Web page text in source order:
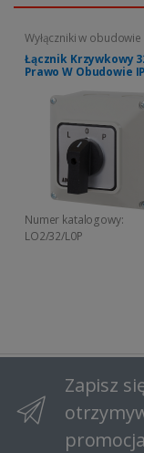
Wyłączniki w obudowie
Łącznik Krzywkowy
Prawo W Obudowie
Numer katalogowy:
LO2/32/L0P
Zapisz